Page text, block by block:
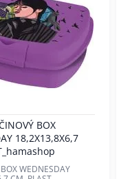
BOX
18,2X13,8X6,7
WEDNESDAY